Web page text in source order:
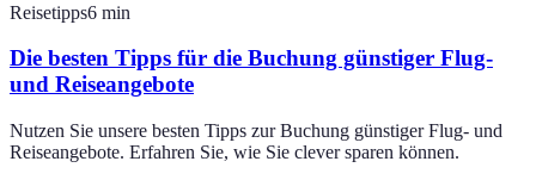
Reisetipps6 min
Die besten Tipps für die Buchung günstiger Flug-
und Reiseangebote
Nutzen Sie unsere besten Tipps zur Buchung günstiger Flug- und
Reiseangebote. Erfahren Sie, wie Sie clever sparen können.